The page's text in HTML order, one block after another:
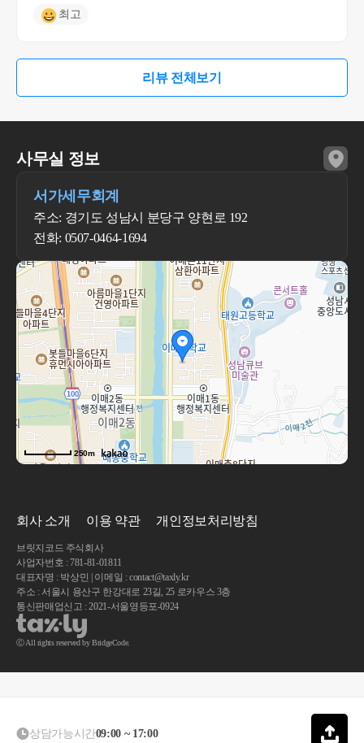
최고
리뷰 전체보기
사무실 정보
서가세무회계
주소: 경기도 성남시 분당구 양현로 192
전화: 0507-0464-1694
250m
회사 소개 이용 약관 개인정보처리방침
브릿지코드 주식회사
사업자번호 : 781-81-01811
대표자명 : 박상민 | 이메일 : contact@taxly.kr
주소 : 서울시 용산구 한강대로 23길, 25 로카우스 3층
통신판매업신고 : 2021-서울영등포-0924
Ⓒ All rights reserved by BridgeCode.
상담가능시간09:00 ~ 17:00